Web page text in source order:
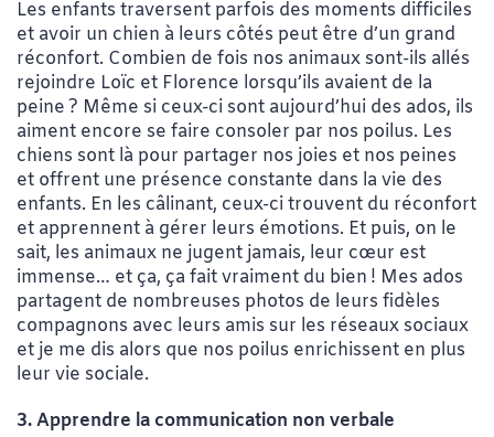
Les enfants traversent parfois des moments difficiles
et avoir un chien à leurs côtés peut être d’un grand
réconfort. Combien de fois nos animaux sont-ils allés
rejoindre Loïc et Florence lorsqu’ils avaient de la
peine ? Même si ceux-ci sont aujourd’hui des ados, ils
aiment encore se faire consoler par nos poilus. Les
chiens sont là pour partager nos joies et nos peines
et offrent une présence constante dans la vie des
enfants. En les câlinant, ceux-ci trouvent du réconfort
et apprennent à gérer leurs émotions. Et puis, on le
sait, les animaux ne jugent jamais, leur cœur est
immense… et ça, ça fait vraiment du bien ! Mes ados
partagent de nombreuses photos de leurs fidèles
compagnons avec leurs amis sur les réseaux sociaux
et je me dis alors que nos poilus enrichissent en plus
leur vie sociale.
3. Apprendre la communication non verbale